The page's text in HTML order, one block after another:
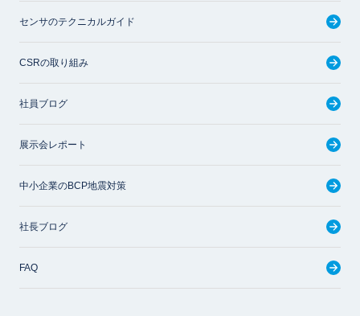
センサのテクニカルガイド
CSRの取り組み
社員ブログ
展示会レポート
中小企業のBCP地震対策
社長ブログ
FAQ